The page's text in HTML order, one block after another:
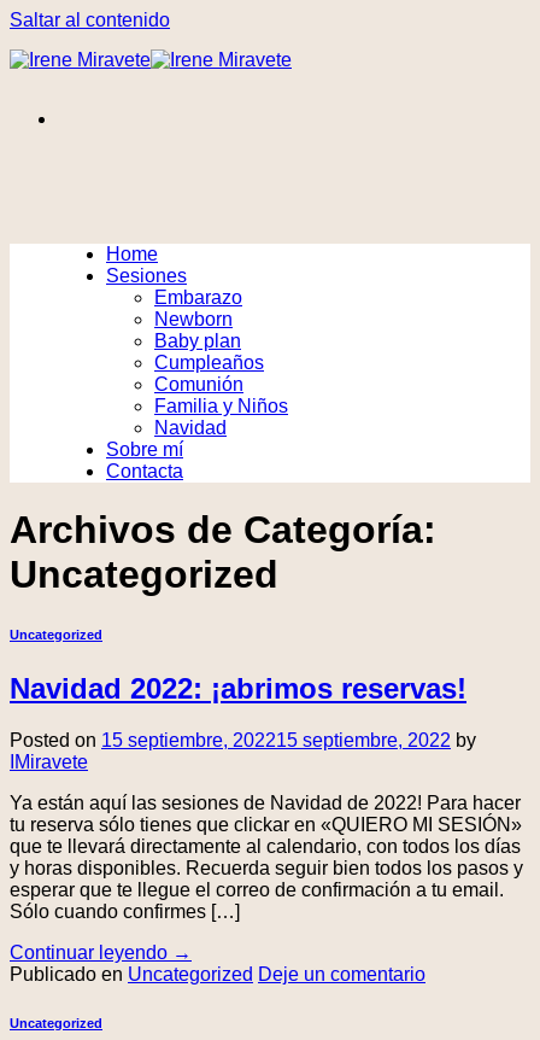
Saltar al contenido
Home
Sesiones
Embarazo
Newborn
Baby plan
Cumpleaños
Comunión
Familia y Niños
Navidad
Sobre mí
Contacta
Archivos de Categoría:
Uncategorized
Uncategorized
Navidad 2022: ¡abrimos reservas!
Posted on 15 septiembre, 202215 septiembre, 2022 by
IMiravete
Ya están aquí las sesiones de Navidad de 2022! Para hacer
tu reserva sólo tienes que clickar en «QUIERO MI SESIÓN»
que te llevará directamente al calendario, con todos los días
y horas disponibles. Recuerda seguir bien todos los pasos y
esperar que te llegue el correo de confirmación a tu email.
Sólo cuando confirmes […]
Continuar leyendo →
Publicado en Uncategorized Deje un comentario
Uncategorized